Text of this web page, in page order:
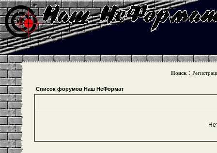
Поиск :
Список форумов Наш НеФормат